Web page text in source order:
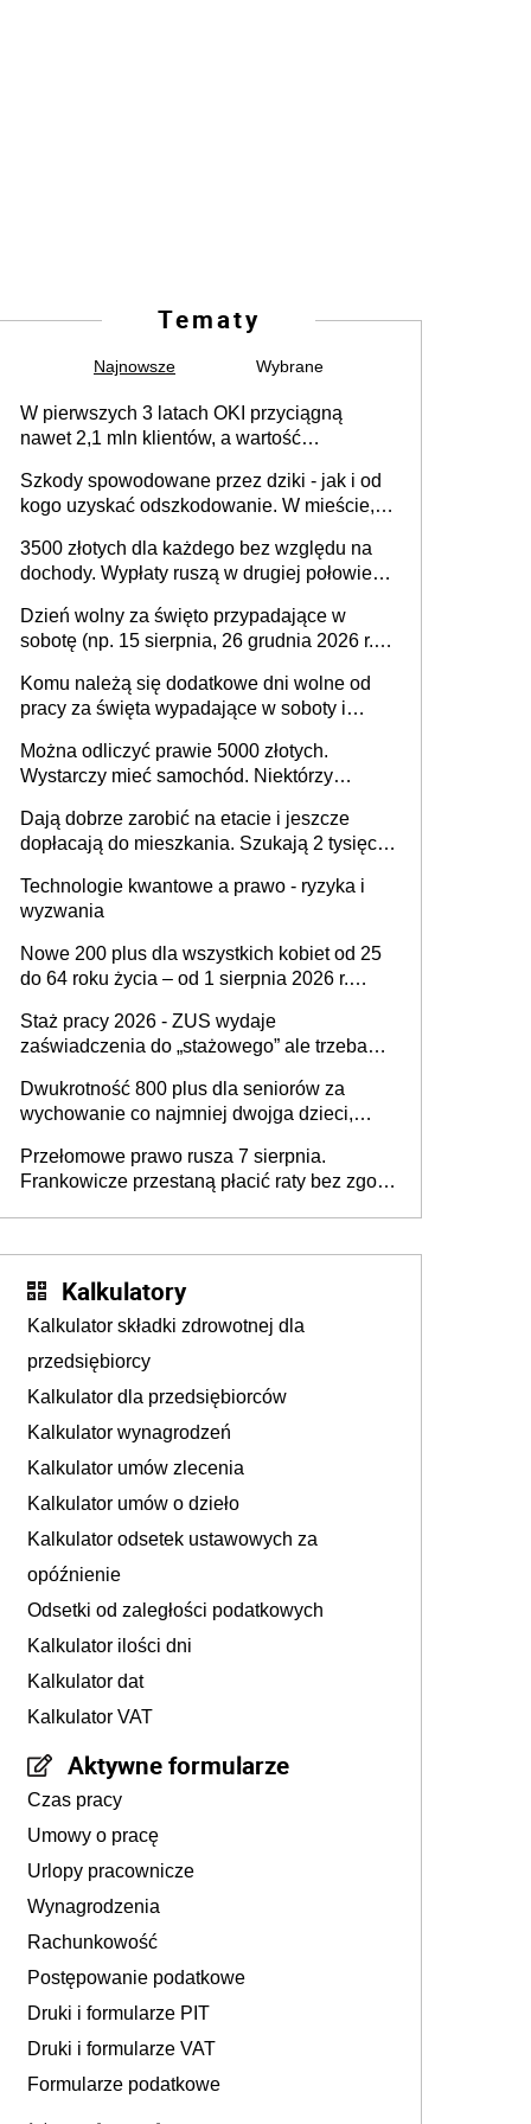
Tematy
Najnowsze Wybrane
W pierwszych 3 latach OKI przyciągną
nawet 2,1 mln klientów, a wartość
mld zł
Szkody spowodowane przez dziki - jak i od
kogo uzyskać odszkodowanie. W mieście,
3500 złotych dla każdego bez względu na
dochody. Wypłaty ruszą w drugiej połowie
Dzień wolny za święto przypadające w
sobotę (np. 15 sierpnia, 26 grudnia 2026 r.) –
pracodawcy (sektor prywatny i administracja
publiczna), najczęstsze pytania
Komu należą się dodatkowe dni wolne od
pracy za święta wypadające w soboty i
Można odliczyć prawie 5000 złotych.
Wystarczy mieć samochód. Niektórzy
skarbówką
Dają dobrze zarobić na etacie i jeszcze
dopłacają do mieszkania. Szukają 2 tysięcy
Technologie kwantowe a prawo - ryzyka i
wyzwania
Nowe 200 plus dla wszystkich kobiet od 25
do 64 roku życia – od 1 sierpnia 2026 r.
programu rządowego
Staż pracy 2026 - ZUS wydaje
zaświadczenia do „stażowego” ale trzeba
sprzed 1999 roku). Jak odebrać
zaświadczenie z ZUS?
Dwukrotność 800 plus dla seniorów za
wychowanie co najmniej dwojga dzieci,
państwa poprzez płacenie podatków?
Zapadła decyzja Sejmu
Przełomowe prawo rusza 7 sierpnia.
Frankowicze przestaną płacić raty bez zgody
Kalkulatory
Kalkulator składki zdrowotnej dla
przedsiębiorcy
Kalkulator dla przedsiębiorców
Kalkulator wynagrodzeń
Kalkulator umów zlecenia
Kalkulator umów o dzieło
Kalkulator odsetek ustawowych za
opóźnienie
Odsetki od zaległości podatkowych
Kalkulator ilości dni
Kalkulator dat
Kalkulator VAT
Aktywne formularze
Czas pracy
Umowy o pracę
Urlopy pracownicze
Wynagrodzenia
Rachunkowość
Postępowanie podatkowe
Druki i formularze PIT
Druki i formularze VAT
Formularze podatkowe